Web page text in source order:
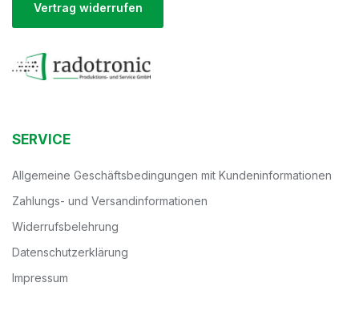
Vertrag widerrufen
SERVICE
Allgemeine Geschäftsbedingungen mit Kundeninformationen
Zahlungs- und Versandinformationen
Widerrufsbelehrung
Datenschutzerklärung
Impressum